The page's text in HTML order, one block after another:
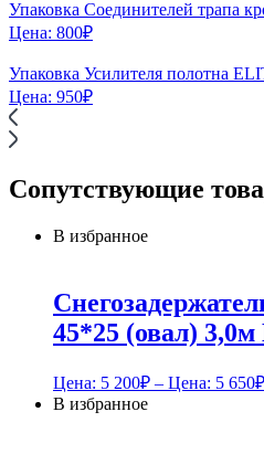
Упаковка Соединителей трапа
Цена: 800₽
Упаковка Усилителя полотна
Цена: 950₽
Сопутствующие
В избранное
45*25 (овал)
Цена: 5 200₽ – Цена: 5 650₽
В избранное